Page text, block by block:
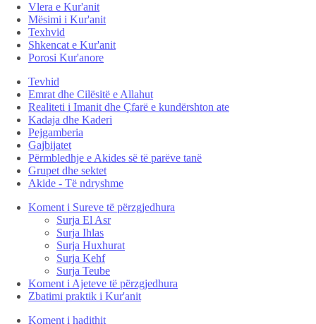
Vlera e Kur'anit
Mësimi i Kur'anit
Texhvid
Shkencat e Kur'anit
Porosi Kur'anore
Tevhid
Emrat dhe Cilësitë e Allahut
Realiteti i Imanit dhe Çfarë e kundërshton ate
Kadaja dhe Kaderi
Pejgamberia
Gajbijatet
Përmbledhje e Akides së të parëve tanë
Grupet dhe sektet
Akide - Të ndryshme
Koment i Sureve të përzgjedhura
Surja El Asr
Surja Ihlas
Surja Huxhurat
Surja Kehf
Surja Teube
Koment i Ajeteve të përzgjedhura
Zbatimi praktik i Kur'anit
Koment i hadithit